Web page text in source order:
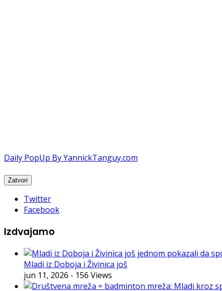
Daily PopUp By YannickTanguy.com
Twitter
Facebook
Izdvajamo
Mladi iz Doboja i Živinica još
jun 11, 2026 - 156 Views